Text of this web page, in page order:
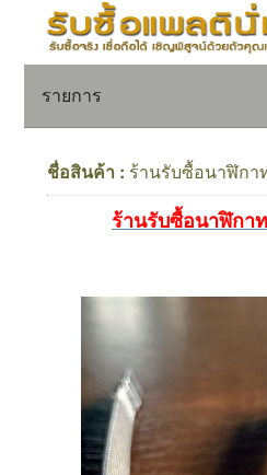
รายการ
ชื่อสินค้า : ร้านรับซื้อนาฬิกา
ร้านรับซื้อนาฬิกา